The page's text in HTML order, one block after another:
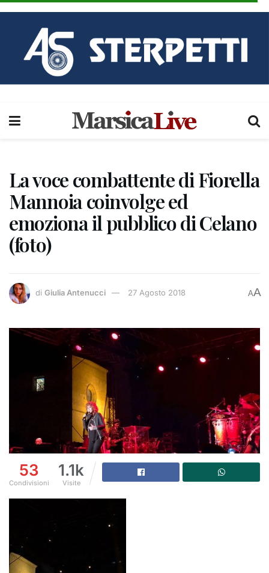
La voce combattente di Fiorella
Mannoia coinvolge ed
emoziona il pubblico di Celano
(foto)
di Giulia Antenucci 27 Agosto 2018 AA
53
Condivisioni
1.1k
Visite